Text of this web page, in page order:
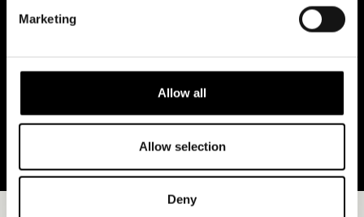
Marketing
Allow all
Allow selection
Deny
bild
bild